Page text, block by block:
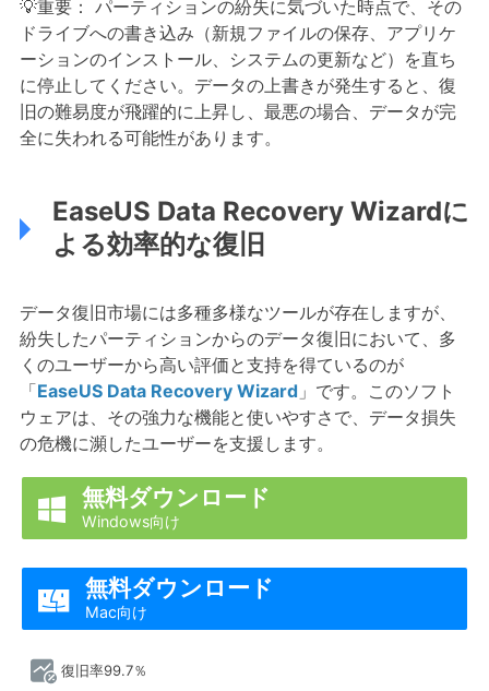
💡重要： パーティションの紛失に気づいた時点で、その
ドライブへの書き込み（新規ファイルの保存、アプリケ
ーションのインストール、システムの更新など）を直ち
に停止してください。データの上書きが発生すると、復
旧の難易度が飛躍的に上昇し、最悪の場合、データが完
全に失われる可能性があります。
EaseUS Data Recovery Wizardに
よる効率的な復旧
データ復旧市場には多種多様なツールが存在しますが、
紛失したパーティションからのデータ復旧において、多
くのユーザーから高い評価と支持を得ているのが
「EaseUS Data Recovery Wizard」です。このソフト
ウェアは、その強力な機能と使いやすさで、データ損失
の危機に瀕したユーザーを支援します。
 無料ダウンロード
Windows向け
 無料ダウンロード
Mac向け
復旧率99.7％